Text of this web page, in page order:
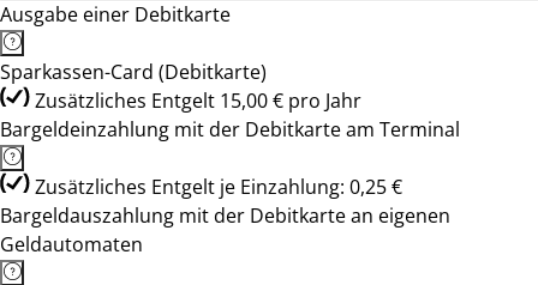
Ausgabe einer Debitkarte
Sparkassen-Card (Debitkarte)
Zusätzliches Entgelt 15,00 € pro Jahr
Bargeldeinzahlung mit der Debitkarte am Terminal
Zusätzliches Entgelt je Einzahlung: 0,25 €
Bargeldauszahlung mit der Debitkarte an eigenen
Geldautomaten